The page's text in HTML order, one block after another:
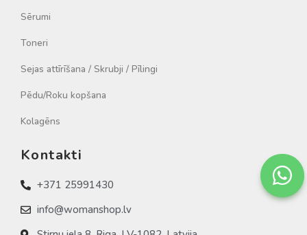
Sērumi
Toneri
Sejas attīrīšana / Skrubji / Pīlingi
Pēdu/Roku kopšana
Kolagēns
Kontakti
+371 25991430
info@womanshop.lv